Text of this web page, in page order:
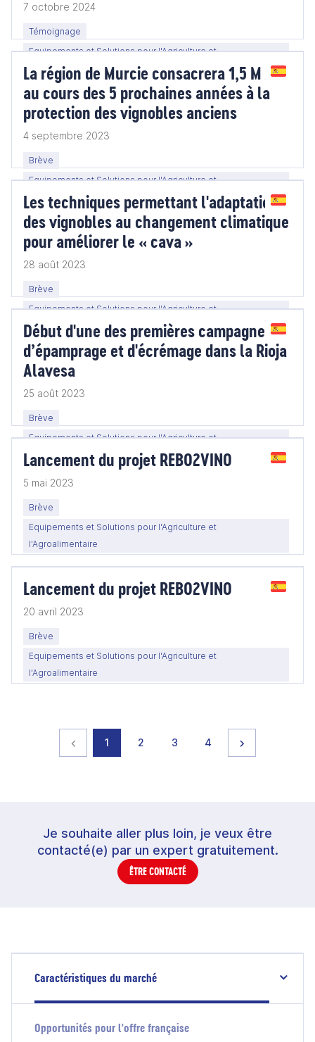
7 octobre 2024
Témoignage
Equipements et Solutions pour l'Agriculture et
l'Agroalimentaire
La région de Murcie consacrera 1,5 M EUR
au cours des 5 prochaines années à la
protection des vignobles anciens
4 septembre 2023
Brève
Equipements et Solutions pour l'Agriculture et
l'Agroalimentaire
Les techniques permettant l'adaptation
des vignobles au changement climatique
pour améliorer le « cava »
28 août 2023
Brève
Equipements et Solutions pour l'Agriculture et
l'Agroalimentaire
Début d'une des premières campagnes
d’épamprage et d'écrémage dans la Rioja
Alavesa
25 août 2023
Brève
Equipements et Solutions pour l'Agriculture et
l'Agroalimentaire
Lancement du projet REBO2VINO
5 mai 2023
Brève
Equipements et Solutions pour l'Agriculture et
l'Agroalimentaire
Lancement du projet REBO2VINO
20 avril 2023
Brève
Equipements et Solutions pour l'Agriculture et
l'Agroalimentaire
Page précédente
page
1 page
2 page
3 page
4
Je souhaite aller plus loin, je veux être
contacté(e) par un expert gratuitement.
ÊTRE CONTACTÉ
Caractéristiques du marché
Opportunités pour l'offre française